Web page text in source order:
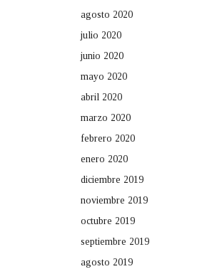
agosto 2020
julio 2020
junio 2020
mayo 2020
abril 2020
marzo 2020
febrero 2020
enero 2020
diciembre 2019
noviembre 2019
octubre 2019
septiembre 2019
agosto 2019